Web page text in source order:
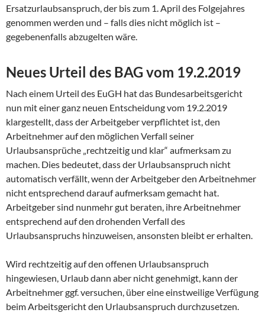
Ersatzurlaubsanspruch, der bis zum 1. April des Folgejahres
genommen werden und – falls dies nicht möglich ist –
gegebenenfalls abzugelten wäre.
Neues Urteil des BAG vom 19.2.2019
Nach einem Urteil des EuGH hat das Bundesarbeitsgericht
nun mit einer ganz neuen Entscheidung vom 19.2.2019
klargestellt, dass der Arbeitgeber verpflichtet ist, den
Arbeitnehmer auf den möglichen Verfall seiner
Urlaubsansprüche „rechtzeitig und klar“ aufmerksam zu
machen. Dies bedeutet, dass der Urlaubsanspruch nicht
automatisch verfällt, wenn der Arbeitgeber den Arbeitnehmer
nicht entsprechend darauf aufmerksam gemacht hat.
Arbeitgeber sind nunmehr gut beraten, ihre Arbeitnehmer
entsprechend auf den drohenden Verfall des
Urlaubsanspruchs hinzuweisen, ansonsten bleibt er erhalten.
Wird rechtzeitig auf den offenen Urlaubsanspruch
hingewiesen, Urlaub dann aber nicht genehmigt, kann der
Arbeitnehmer ggf. versuchen, über eine einstweilige Verfügung
beim Arbeitsgericht den Urlaubsanspruch durchzusetzen.